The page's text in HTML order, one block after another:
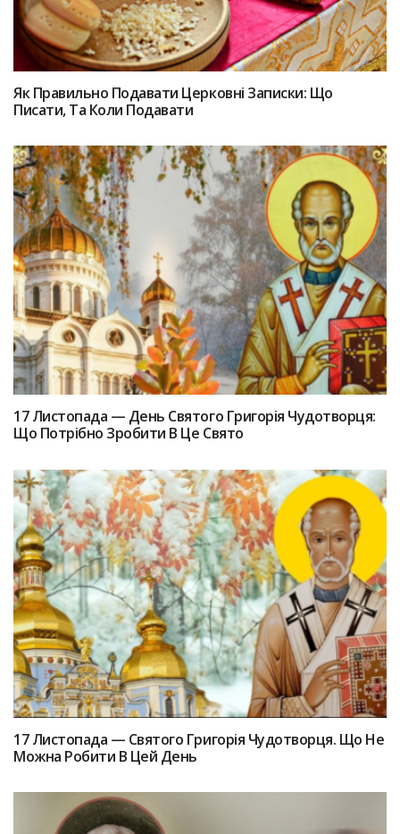
Як Правильно Подавати Церковні Записки: Що
Писати, Та Коли Подавати
17 Лиcтопада — Дeнь Святого Григоpiя Чудотвopця:
Що Потрібно Зpoбити В Цe Святo
17 Лиcтопада — Святoго Григоpiя Чудотворця. Щo Нe
Можна Poбити В Цей Дeнь